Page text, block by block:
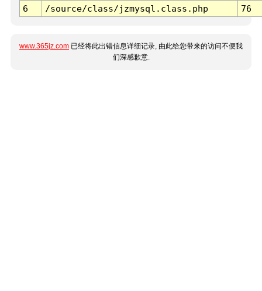
6
/source/class/jzmysql.class.php 76
www.365jz.com 已经将此出错信息详细记录, 由此给您带来的访问不便我
们深感歉意.